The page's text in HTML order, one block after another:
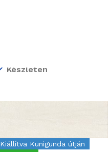
Készleten
Kiállítva Kunigunda útján